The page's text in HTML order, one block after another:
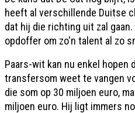
heeft al verschillende Duitse
dat hij die richting uit zal
opdoffer om zo'n talent al zo
Paars-wit kan nu enkel hopen
transfersom weet te vangen
die som op 30 miljoen euro,
miljoen euro. Hij ligt immers